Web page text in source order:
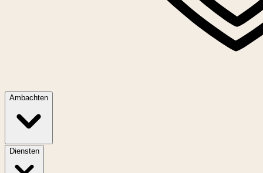
Ambachten
Diensten